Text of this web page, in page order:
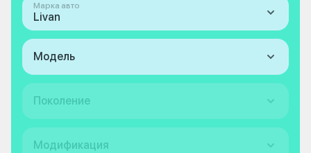
Марка авто
Livan
Модель
Поколение
Модификация